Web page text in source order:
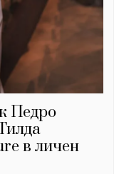
Педро
в личен